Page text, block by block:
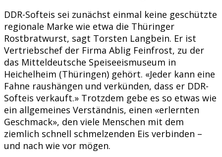
DDR-Softeis sei zunächst einmal keine geschützte
regionale Marke wie etwa die Thüringer
Rostbratwurst, sagt Torsten Langbein. Er ist
Vertriebschef der Firma Ablig Feinfrost, zu der
das Mitteldeutsche Speiseeismuseum in
Heichelheim (Thüringen) gehört. «Jeder kann eine
Fahne raushängen und verkünden, dass er DDR-
Softeis verkauft.» Trotzdem gebe es so etwas wie
ein allgemeines Verständnis, einen «erlernten
Geschmack», den viele Menschen mit dem
ziemlich schnell schmelzenden Eis verbinden –
und nach wie vor mögen.